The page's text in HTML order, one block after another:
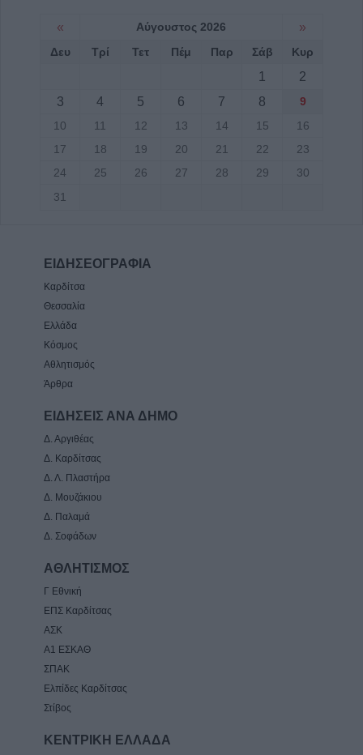
« Αύγουστος 2026 »
Δευ Τρί Τετ Πέμ Παρ Σάβ Κυρ
1
2
3
4 5 6 7 8
9
10
11 12 13 14 15
16
17
18 19 20 21 22
23
24
25 26 27 28 29
30
31
ΕΙΔΗΣΕΟΓΡΑΦΙΑ
Καρδίτσα
Θεσσαλία
Ελλάδα
Κόσμος
Αθλητισμός
Άρθρα
ΕΙΔΗΣΕΙΣ ΑΝΑ ΔΗΜΟ
Δ. Αργιθέας
Δ. Καρδίτσας
Δ. Λ. Πλαστήρα
Δ. Μουζάκιου
Δ. Παλαμά
Δ. Σοφάδων
ΑΘΛΗΤΙΣΜΟΣ
Γ Εθνική
ΕΠΣ Καρδίτσας
ΑΣΚ
Α1 ΕΣΚΑΘ
ΣΠΑΚ
Ελπίδες Καρδίτσας
Στίβος
ΚΕΝΤΡΙΚΗ ΕΛΛΑΔΑ